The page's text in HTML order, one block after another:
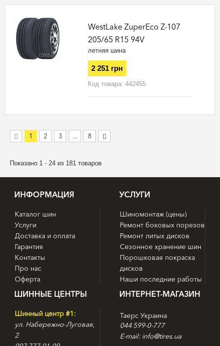
WestLake ZuperEco Z-107
205/65 R15 94V
летняя шина
2 251 грн
Код товара:442455
1 2 3 ... 8
Показано 1 - 24 из 181 товаров
ИНФОРМАЦИЯ
Каталог шин
Услуги
Доставка и оплата
Гарантия
Контакты
Про нас
Оферта
УСЛУГИ
Шиномонтаж (цены)
Ремонт боковых порезов
Ремонт литых дисков
Сезонное хранение шин
Порошковая покраска
дисков
Наши последние работы
ШИННЫЕ ЦЕНТРЫ
Шинный центр #1:
ул. Набережно-Луговая,
2
ИНТЕРНЕТ-МАГАЗИН
Таерс Украина
044 599-0-777
E-mail: info@tires.ua